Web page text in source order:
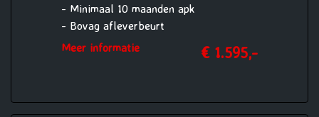
- Minimaal 10 maanden apk
- Bovag afleverbeurt
- Aircoservice beurt
- 1 jaar Pechhulp Mobiliteit Service
- 24 maanden Bovag garantie op motor
Meer informatie € 1.595,-